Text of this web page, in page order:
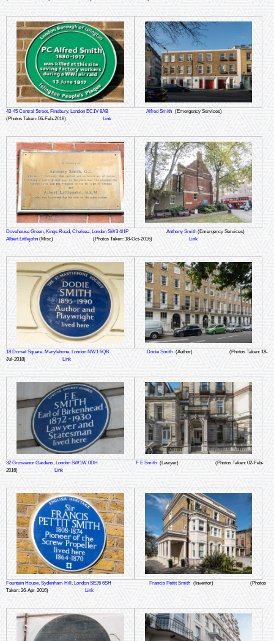
43-45 Central Street, Finsbury, London EC1V 8AB Alfred Smith (Emergency Services)
(Photos Taken: 06-Feb-2018)
Link
Dovehouse Green, Kings Road, Chelsea, London SW3 4HP Anthony Smith (Emergency Services)
Albert Littlejohn (Misc) (Photos Taken: 18-Oct-2016) Link
18 Dorset Square, Marylebone, London NW1 6QB Dodie Smith (Author)
(Photos Taken: 18-
Jul-2018)
Link
32 Grosvenor Gardens, London SW1W 0DH F E Smith (Lawyer)
(Photos Taken: 02-Feb-
2016)
Link
Fountain House, Sydenham Hill, London SE26 6SH Francis Pettit Smith (Inventor)
(Photos
Taken: 26-Apr-2016)
Link